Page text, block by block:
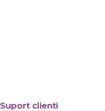
Suport clienti